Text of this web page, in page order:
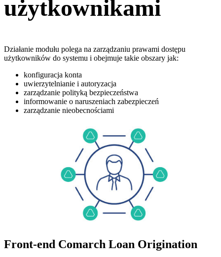
użytkownikami
Działanie modułu polega na zarządzaniu prawami dostępu
użytkowników do systemu i obejmuje takie obszary jak:
konfiguracja konta
uwierzytelnianie i autoryzacja
zarządzanie polityką bezpieczeństwa
informowanie o naruszeniach zabezpieczeń
zarządzanie nieobecnościami
Front-end Comarch Loan Origination